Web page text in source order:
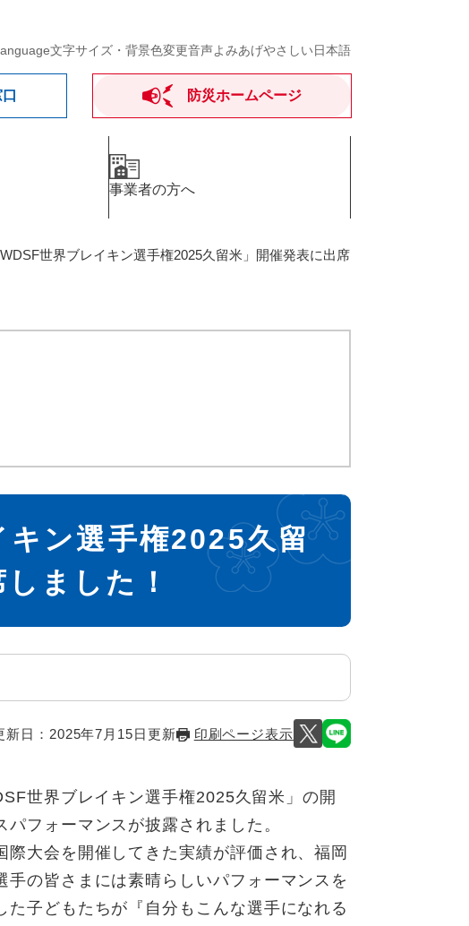
文字サイズ・背景色変更音声よみあげやさしい日本語
防災ホームページ
事業者の方へ
WDSF世界ブレイキン選手権2025久留米」開催発表に出席
キン選手権2025久留
ました！
新日：2025年7月15日更新 印刷ページ表示
世界ブレイキン選手権2025久留米」の開
フォーマンスが披露されました。
大会を開催してきた実績が評価され、福岡
の皆さまには素晴らしいパフォーマンスを
子どもたちが『自分もこんな選手になれる